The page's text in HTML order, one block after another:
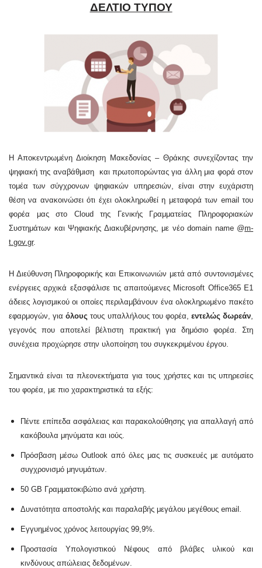
ΔΕΛΤΙΟ ΤΥΠΟΥ
Η Αποκεντρωμένη Διοίκηση Μακεδονίας – Θράκης συνεχίζοντας την
ψηφιακή της αναβάθμιση και πρωτοπορώντας για άλλη μια φορά στον
τομέα των σύγχρονων ψηφιακών υπηρεσιών, είναι στην ευχάριστη
θέση να ανακοινώσει ότι έχει ολοκληρωθεί η μεταφορά των email του
φορέα μας στο Cloud της Γενικής Γραμματείας Πληροφοριακών
Συστημάτων και Ψηφιακής Διακυβέρνησης, με νέο domain name @m-
t. gov. gr.
Η Διεύθυνση Πληροφορικής και Επικοινωνιών μετά από συντονισμένες
ενέργειες αρχικά εξασφάλισε τις απαιτούμενες Microsoft Office365 E1
άδειες λογισμικού οι οποίες περιλαμβάνουν ένα ολοκληρωμένο πακέτο
εφαρμογών, γιαόλους τους υπαλλήλους του φορέα, εντελώς δωρεάν
γεγονός που αποτελεί βέλτιστη πρακτική για δημόσιο φορέα. Στη
συνέχεια προχώρησε στην υλοποίηση του συγκεκριμένου έργου.
Σημαντικά είναι τα πλεονεκτήματα για τους χρήστες και τις υπηρεσίες
του φορέα, με πιο χαρακτηριστικά τα εξής:
Πέντε επίπεδα ασφάλειας και παρακολούθησης για απαλλαγή από
κακόβουλα μηνύματα και ιούς.
Πρόσβαση μέσω Outlook από όλες μας τις συσκευές με αυτόματο
συγχρονισμό μηνυμάτων.
50 GB Γραμματοκιβώτιο ανά χρήστη.
Δυνατότητα αποστολής και παραλαβής μεγάλου μεγέθους email.
Εγγυημένος χρόνος λειτουργίας 99,9%.
Προστασία Υπολογιστικού Νέφους από βλάβες υλικού και
κινδύνους απώλειας δεδομένων.